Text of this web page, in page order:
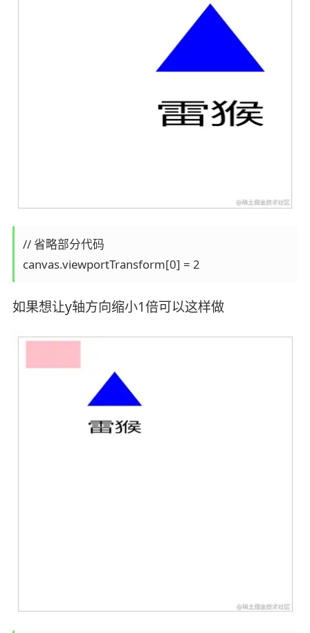
// 省略部分代码
如果想让y轴方向缩小1倍可以这样做